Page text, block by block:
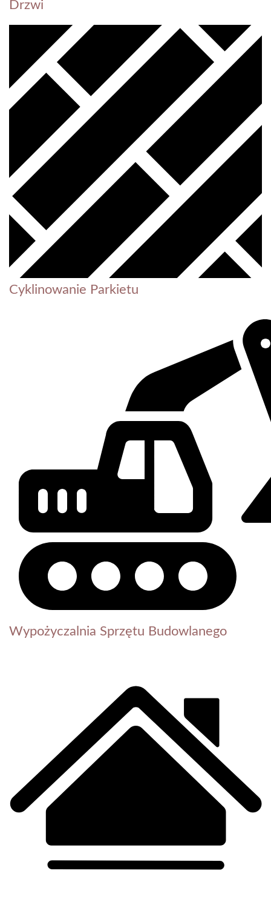
Drzwi
Cyklinowanie Parkietu
Wypożyczalnia Sprzętu Budowlanego